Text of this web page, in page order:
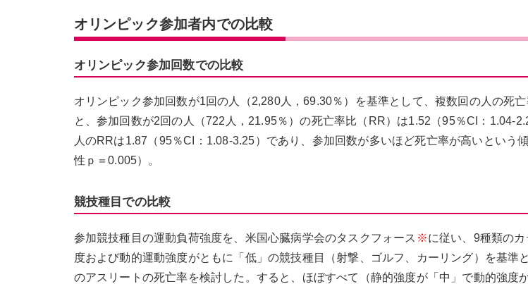
オリンピック参加者内での比較
オリンピック参加回数での比較
オリンピック参加回数が1回の人（2,280人，69.30％）を基準として、複数回の人の死
と、参加回数が2回の人（722人，21.95％）の死亡率比（RR）は1.52（95％CI：1.04-
人のRRは1.87（95％CI：1.08-3.25）であり、参加回数が多いほど死亡率が高いという
性ｐ＝0.005）。
競技種目での比較
参加競技種目の運動負荷強度を、米国心臓病学会のタスクフォース ※に従い、9種類の
度および動的運動強度がともに「低」の競技種目（射撃、ゴルフ、カーリング）を基準
のアスリートの死亡率を検討した。すると、ほぼすべて（静的強度が「中」で動的強度